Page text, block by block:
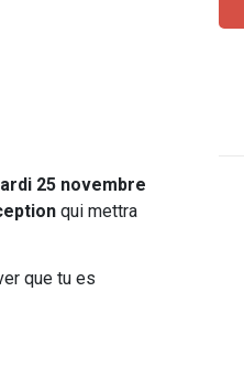
25 novembre
qui mettra
que tu es